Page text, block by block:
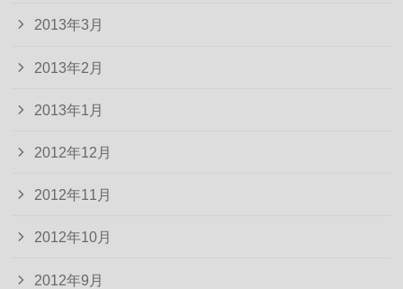
2013年3月
2013年2月
2013年1月
2012年12月
2012年11月
2012年10月
2012年9月